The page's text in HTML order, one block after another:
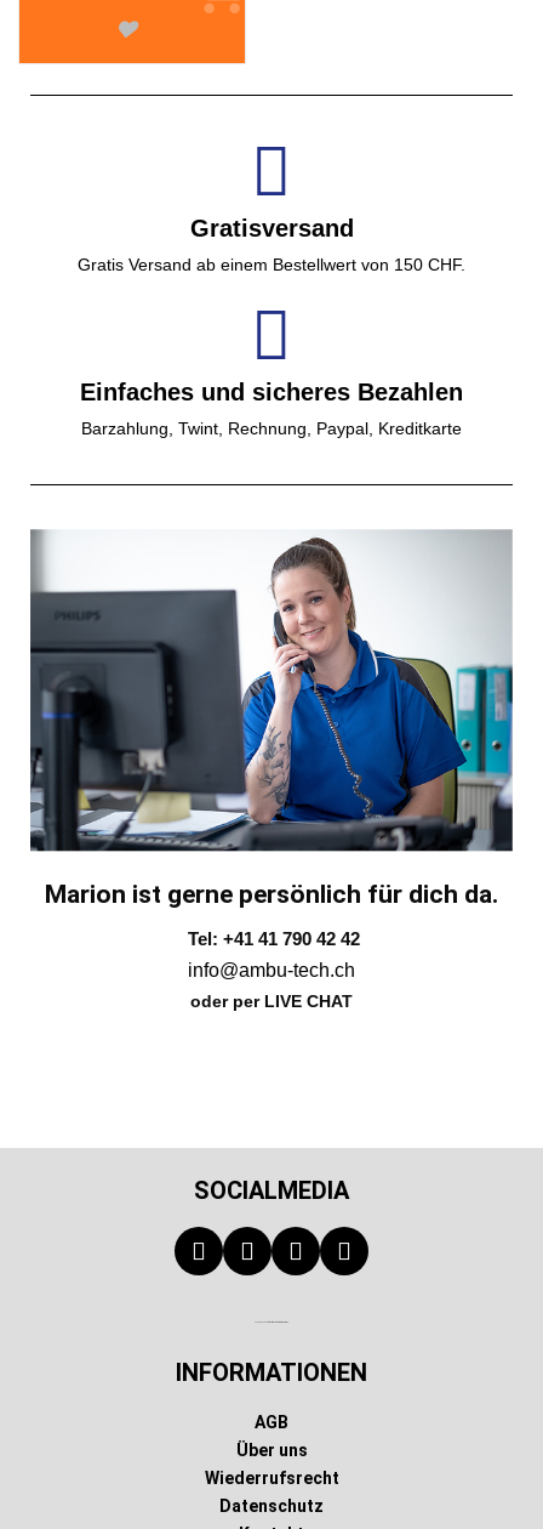
Gratisversand
Gratis Versand ab einem Bestellwert von 150 CHF.
Einfaches und sicheres Bezahlen
Barzahlung, Twint, Rechnung, Paypal, Kreditkarte
Marion ist gerne persönlich für dich da.
Tel: +41 41 790 42 42
info@ambu-tech.ch
oder per LIVE CHAT
SOCIALMEDIA
INFORMATIONEN
AGB
Über uns
Wiederrufsrecht
Datenschutz